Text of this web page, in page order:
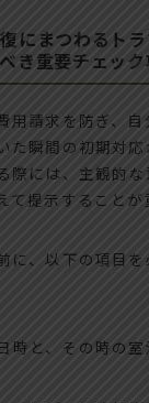
にまつわるト
き重要チェック
用請求を防ぎ、自
た瞬間の初期対応
際には、主観的
て提示することが
に、以下の項目
時と、その時の